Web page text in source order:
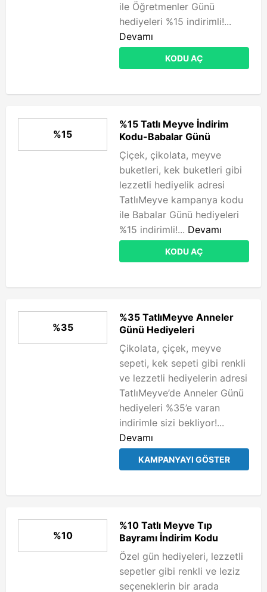
ile Öğretmenler Günü
hediyeleri %15 indirimli!...
Devamı
KODU AÇ
%15
%15 Tatlı Meyve İndirim
Kodu-Babalar Günü
Çiçek, çikolata, meyve
buketleri, kek buketleri gibi
lezzetli hediyelik adresi
TatlıMeyve kampanya kodu
ile Babalar Günü hediyeleri
%15 indirimli!... Devamı
KODU AÇ
%35
%35 TatlıMeyve Anneler
Günü Hediyeleri
Çikolata, çiçek, meyve
sepeti, kek sepeti gibi renkli
ve lezzetli hediyelerin adresi
TatlıMeyve’de Anneler Günü
hediyeleri %35’e varan
indirimle sizi bekliyor!...
Devamı
KAMPANYAYI GÖSTER
%10
%10 Tatlı Meyve Tıp
Bayramı İndirim Kodu
Özel gün hediyeleri, lezzetli
sepetler gibi renkli ve leziz
seçeneklerin bir arada